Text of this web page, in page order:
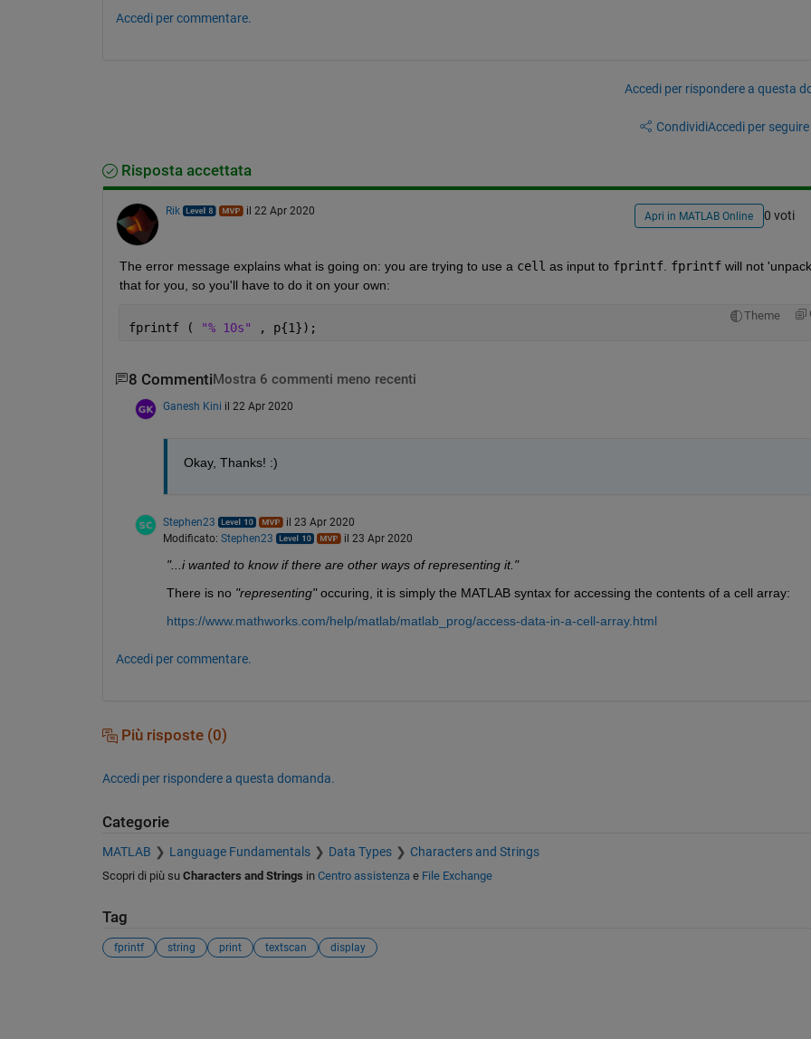
Accedi per commentare.
Accedi per rispondere a questa
CondividiAccedi per
Risposta accettata
Rik il 22 Apr 2020 Apri in MATLAB Online 0 voti
The error message explains what is going on: you are trying to use a cell as input to fprintf. fprintf will not
that for you, so you'll have to do it on your own:
Theme
fprintf ( "% 10s" , p{1});
8 Commenti Mostra 6 commenti meno recenti
Ganesh Kini il 22 Apr 2020
Okay, Thanks! :)
Stephen23
il 23 Apr 2020
Modificato: Stephen23 il 23 Apr 2020
"...i wanted to know if there are other ways of representing it."
There is no "representing" occuring, it is simply the MATLAB syntax for accessing the contents of a cell array:
https://www.mathworks.com/help/matlab/matlab_prog/access-data-in-a-cell-array.html
Accedi per commentare.
Più risposte (0)
Accedi per rispondere a questa domanda.
Categorie
MATLAB Language Fundamentals Data Types Characters and Strings
Scopri di più su Characters and Strings in Centro assistenza e File Exchange
Tag
fprintf string print textscan display